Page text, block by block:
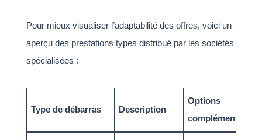
Pour mieux visualiser l’adaptabilité des offres, voici un
aperçu des prestations types distribué par les sociétés
spécialisées :
Type de débarras Description
Options
complémentaires